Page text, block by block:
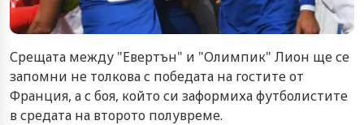
Срещата между "Евертън" и "Олимпик" Лион ще се
запомни не толкова с победата на гостите от
Франция, а с боя, който си заформиха футболистите
в средата на второто полувреме.